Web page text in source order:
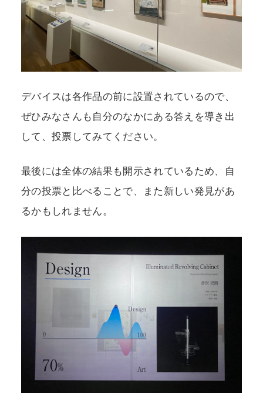
デバイスは各作品の前に設置されているので、
ぜひみなさんも自分のなかにある答えを導き出
して、投票してみてください。
最後には全体の結果も開示されているため、自
分の投票と比べることで、また新しい発見があ
るかもしれません。